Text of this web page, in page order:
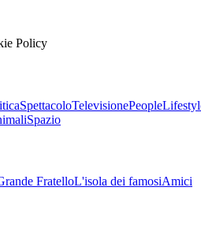
Policy
SpettacoloTelevisionePeople
Spazio
FratelloL'isola dei famosiAmici